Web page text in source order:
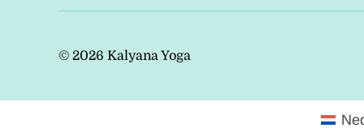
© 2026 Kalyana Yoga